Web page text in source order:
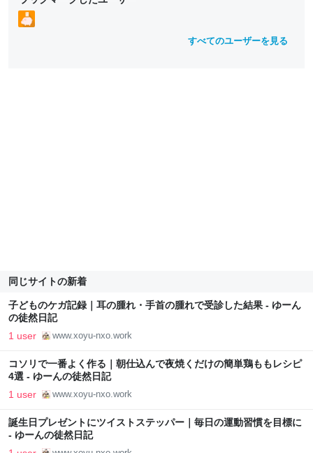
o
w
すべてのユーザーを見る
同じサイトの新着
子どものケガ記録｜耳の腫れ・手首の腫れで受診した結果 - ゆーん
の徒然日記
1 user www.xoyu-nxo.work
コソリで一番よく作る｜朝仕込んで夜焼くだけの簡単鶏ももレシピ
4選 - ゆーんの徒然日記
1 user www.xoyu-nxo.work
誕生日プレゼントにツイストステッパー｜毎日の運動習慣を目標に
- ゆーんの徒然日記